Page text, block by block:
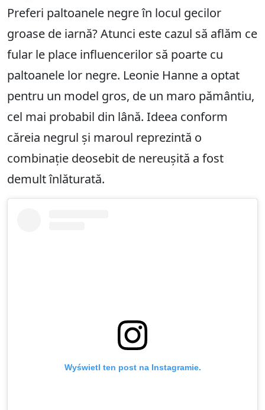
Preferi paltoanele negre în locul gecilor
groase de iarnă? Atunci este cazul să aflăm ce
fular le place influencerilor să poarte cu
paltoanele lor negre. Leonie Hanne a optat
pentru un model gros, de un maro pământiu,
cel mai probabil din lână. Ideea conform
căreia negrul și maroul reprezintă o
combinație deosebit de nereușită a fost
demult înlăturată.
Wyświetl ten post na Instagramie.